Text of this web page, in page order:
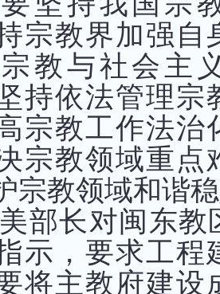
宗教界加强自
教与社会主
持依法管理宗
宗教工作法治
宗教领域重点
宗教领域和谐
部长对闽东教
示，要求工程
将主教府建设